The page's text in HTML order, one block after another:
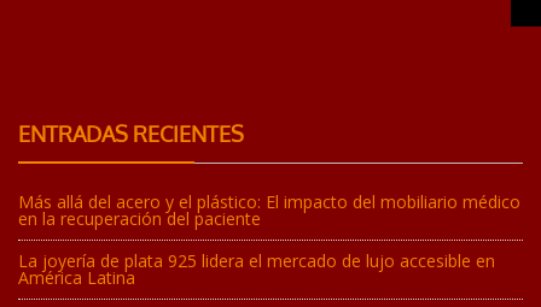
ENTRADAS RECIENTES
Más allá del acero y el plástico: El impacto del mobiliario médico
en la recuperación del paciente
La joyería de plata 925 lidera el mercado de lujo accesible en
América Latina